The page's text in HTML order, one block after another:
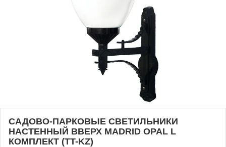
САДОВО-ПАРКОВЫЕ СВЕТИЛЬНИКИ
НАСТЕННЫЙ ВВЕРХ MADRID OPAL L
КОМПЛЕКТ (TT-KZ)